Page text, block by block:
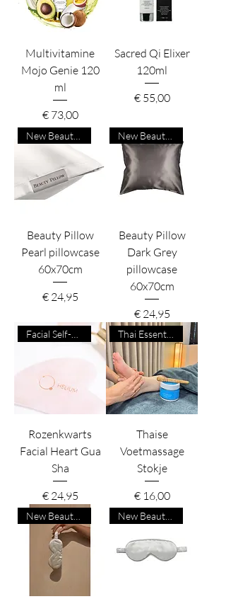
Multivitamine
Mojo Genie 120
ml
Prijs
€ 73,00
Sacred Qi Elixer
120ml
Prijs
€ 55,00
Beauty Pillow
Pearl pillowcase
60x70cm
Prijs
€ 24,95
Beauty Pillow
Dark Grey
pillowcase
60x70cm
Prijs
€ 24,95
Rozenkwarts
Facial Heart Gua
Sha
Prijs
€ 24,95
Thaise
Voetmassage
Stokje
Prijs
€ 16,00